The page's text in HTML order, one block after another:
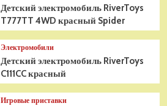
Детский электромобиль RiverToys
T777TT 4WD красный Spider
Электромобили
Детский электромобиль RiverToys
C111CC красный
Игровые приставки